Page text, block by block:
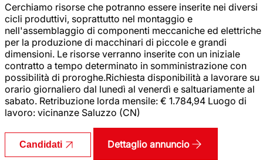
Cerchiamo risorse che potranno essere inserite nei diversi
cicli produttivi, soprattutto nel montaggio e
nell'assemblaggio di componenti meccaniche ed elettriche
per la produzione di macchinari di piccole e grandi
dimensioni. Le risorse verranno inserite con un iniziale
contratto a tempo determinato in somministrazione con
possibilità di proroghe.Richiesta disponibilità a lavorare su
orario giornaliero dal lunedì al venerdì e saltuariamente al
sabato. Retribuzione lorda mensile: € 1.784,94 Luogo di
lavoro: vicinanze Saluzzo (CN)
Candidati Dettaglio annuncio